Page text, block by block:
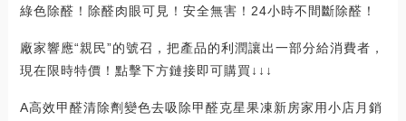
綠色除醛！除醛肉眼可見！安全無害！24小時不間斷除醛！
廠家響應“親民”的號召，把產品的利潤讓出一部分給消費者，
現在限時特價！點擊下方鏈接即可購買↓↓↓
A高效甲醛清除劑變色去吸除甲醛克星果凍新房家用小店月銷